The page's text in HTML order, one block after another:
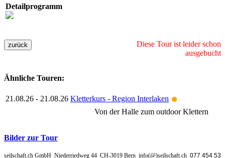
Detailprogramm
Diese Tour ist leider schon
ausgebucht
Ähnliche Touren:
21.08.26 - 21.08.26 Kletterkurs - Region Interlaken ●
Von der Halle zum outdoor Klettern
Bilder zur Tour
seilschaft.ch GmbH_Niederriedweg 44_CH-3019 Bern_info(@)seilschaft.ch_ 077 454 53